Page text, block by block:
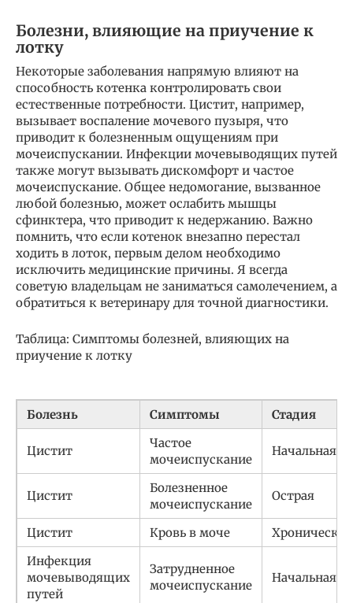
Болезни, влияющие на приучение к
лотку
Некоторые заболевания напрямую влияют на
способность котенка контролировать свои
естественные потребности. Цистит, например,
вызывает воспаление мочевого пузыря, что
приводит к болезненным ощущениям при
мочеиспускании. Инфекции мочевыводящих путей
также могут вызывать дискомфорт и частое
мочеиспускание. Общее недомогание, вызванное
любой болезнью, может ослабить мышцы
сфинктера, что приводит к недержанию. Важно
помнить, что если котенок внезапно перестал
ходить в лоток, первым делом необходимо
исключить медицинские причины. Я всегда
советую владельцам не заниматься самолечением, а
обратиться к ветеринару для точной диагностики.
Таблица: Симптомы болезней, влияющих на
приучение к лотку
Болезнь Симптомы Стадия
Цистит
Частое
мочеиспускание
Начальная
Цистит
Болезненное
мочеиспускание
Острая
Цистит Кровь в моче
Хроническая
Инфекция
мочевыводящих
путей
Затрудненное
мочеиспускание
Начальная